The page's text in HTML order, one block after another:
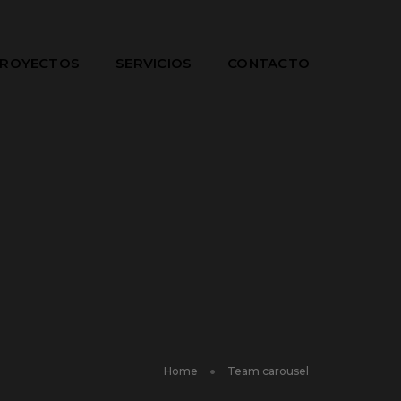
SERVICIOS CONTACTO
Home Team carousel